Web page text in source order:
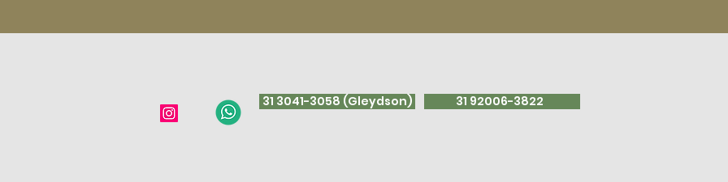
31 3041-3058 (Gleydson) 31 92006-3822